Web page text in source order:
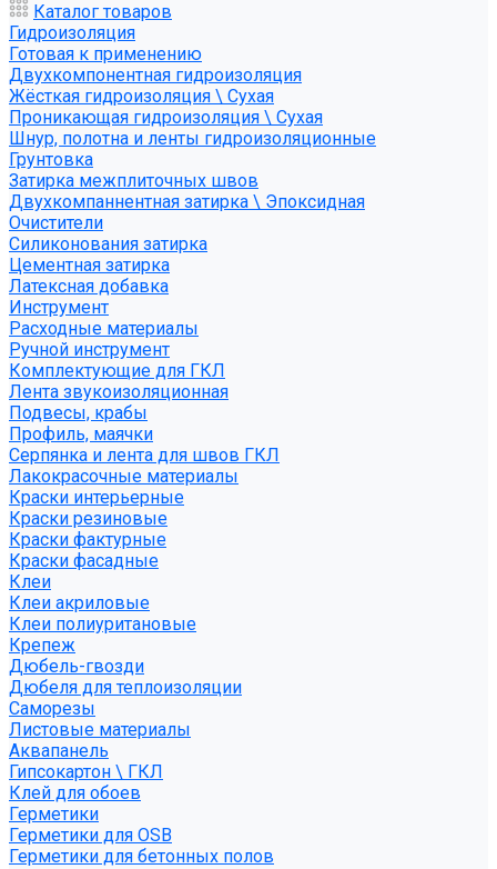
Каталог товаров
Гидроизоляция
Готовая к применению
Двухкомпонентная гидроизоляция
Жёсткая гидроизоляция \ Сухая
Проникающая гидроизоляция \ Сухая
Шнур, полотна и ленты гидроизоляционные
Грунтовка
Затирка межплиточных швов
Двухкомпаннентная затирка \ Эпоксидная
Очистители
Силиконования затирка
Цементная затирка
Латексная добавка
Инструмент
Расходные материалы
Ручной инструмент
Комплектующие для ГКЛ
Лента звукоизоляционная
Подвесы, крабы
Профиль, маячки
Серпянка и лента для швов ГКЛ
Лакокрасочные материалы
Краски интерьерные
Краски резиновые
Краски фактурные
Краски фасадные
Клеи
Клеи акриловые
Клеи полиуритановые
Крепеж
Дюбель-гвозди
Дюбеля для теплоизоляции
Саморезы
Листовые материалы
Аквапанель
Гипсокартон \ ГКЛ
Клей для обоев
Герметики
Герметики для OSB
Герметики для бетонных полов